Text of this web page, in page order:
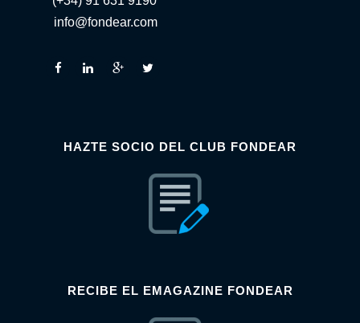
info@fondear.com
HAZTE SOCIO DEL CLUB FONDEAR
RECIBE EL EMAGAZINE FONDEAR